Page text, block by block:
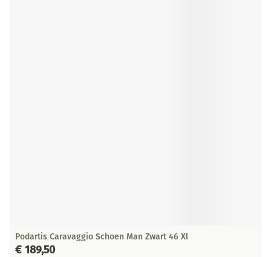
Podartis Caravaggio Schoen Man Zwart 46 Xl
€ 189,50